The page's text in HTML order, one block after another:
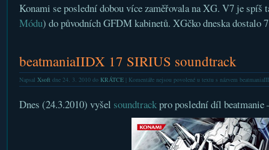
Konami se poslední dobou více zaměřovala na XG. V7 je spíš
Módu) do původních GFDM kabinetů. XGčko dneska dostalo
beatmaniaIIDX 17 SIRIUS soundtrack
Napsal Xsoftdne 24. 3. 2010 do KRÁTCE| Komentáře nejsou povolenéu textu s názvem
Dnes (24.3.2010) vyšel soundtrackpro poslední díl beatmanie